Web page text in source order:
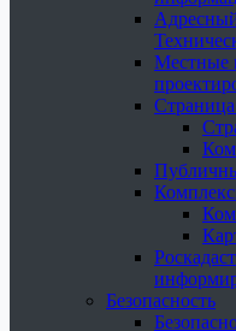
Местные
Безопасность